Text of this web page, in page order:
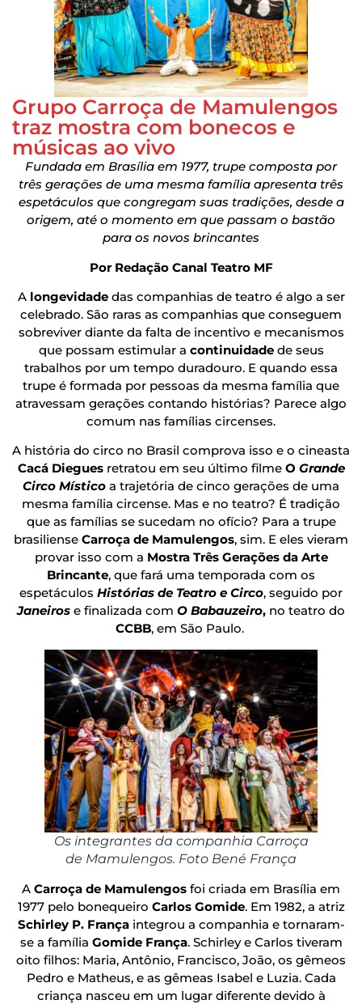
Grupo Carroça de Mamulengos
traz mostra com bonecos e
músicas ao vivo
Fundada em Brasília em 1977, trupe composta por
três gerações de uma mesma família apresenta três
espetáculos que congregam suas tradições, desde a
origem, até o momento em que passam o bastão
para os novos brincantes
Por Redação Canal Teatro MF
A longevidade das companhias de teatro é algo a ser
celebrado. São raras as companhias que conseguem
sobreviver diante da falta de incentivo e mecanismos
que possam estimular a continuidadede seus
trabalhos por um tempo duradouro. E quando essa
trupe é formada por pessoas da mesma família que
atravessam gerações contando histórias? Parece algo
comum nas famílias circenses.
A história do circo no Brasil comprova isso e o cineasta
Cacá Dieguesretratou em seu último filme O Grande
Circo Místico a trajetória de cinco gerações de uma
mesma família circense. Mas e no teatro? É tradição
que as famílias se sucedam no ofício? Para a trupe
brasiliense Carroça de Mamulengos, sim. E eles vieram
provar isso com a Mostra Três Gerações da Arte
Brincante, que fará uma temporada com os
espetáculos Histórias de Teatro e Circo, seguido por
Janeiros e finalizada com O Babauzeiro, no teatro do
CCBB, em São Paulo.
Os integrantes da companhia Carroça
de Mamulengos. Foto Bené França
A Carroça de Mamulengos foi criada em Brasília em
1977 pelo bonequeiro Carlos Gomide. Em 1982, a atriz
Schirley P. Françaintegrou a companhia e tornaram-
se a família Gomide França. Schirley e Carlos tiveram
oito filhos: Maria, Antônio, Francisco, João, os gêmeos
Pedro e Matheus, e as gêmeas Isabel e Luzia. Cada
criança nasceu em um lugar diferente devido à